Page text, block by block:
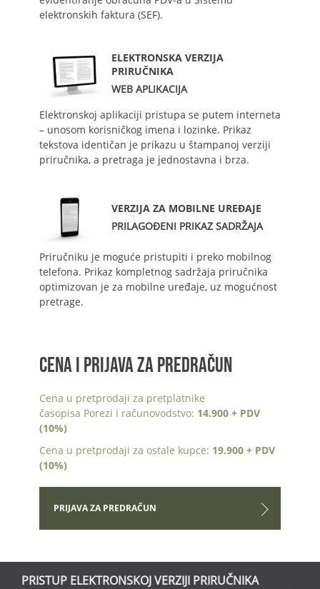
elektronskih faktura (SEF).
ELEKTRONSKA VERZIJA
PRIRUČNIKA
WEB APLIKACIJA
Elektronskoj aplikaciji pristupa se putem interneta
– unosom korisničkog imena i lozinke. Prikaz
tekstova identičan je prikazu u štampanoj verziji
priručnika, a pretraga je jednostavna i brza.
VERZIJA ZA MOBILNE UREĐAJE
PRILAGOĐENI PRIKAZ SADRŽAJA
Priručniku je moguće pristupiti i preko mobilnog
telefona. Prikaz kompletnog sadržaja priručnika
optimizovan je za mobilne uređaje, uz mogućnost
pretrage.
CENA I PRIJAVA ZA PREDRAČUN
Cena u pretprodaji za pretplatnike
časopisa Porezi i računovodstvo: 14.900 + PDV
(10%)
Cena u pretprodaji za ostale kupce: 19.900 + PDV
(10%)
PRIJAVA ZA PREDRAČUN
PRISTUP ELEKTRONSKOJ VERZIJI PRIRUČNIKA